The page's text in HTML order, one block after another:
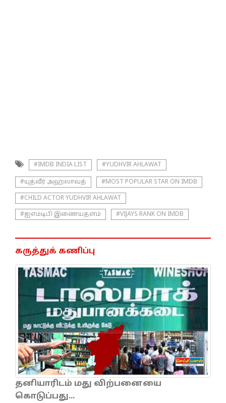
#IMDB INDIA LIST #YUDHVIR AHLAWAT
#யுத்வீர் அஹ்லாவத் #MOST POPULAR STAR ON IMDB
#CHILD ACTOR YUDHVIR AHLAWAT
#ஐஎம்டிபி இணையதளம் #VIJAYS RANK ON IMDB
கருத்துக் கணிப்பு
தனியாரிடம் மது விற்பனையை
கொடுப்பது...